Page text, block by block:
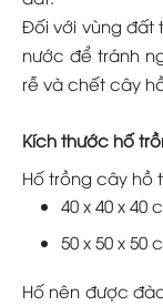
Đối với vùng đất
nước để tránh
rễ và chết cây
Kích thước hố
Hố trồng cây hồ
40 x 40 x 40
50 x 50 x 50
Hố nên được